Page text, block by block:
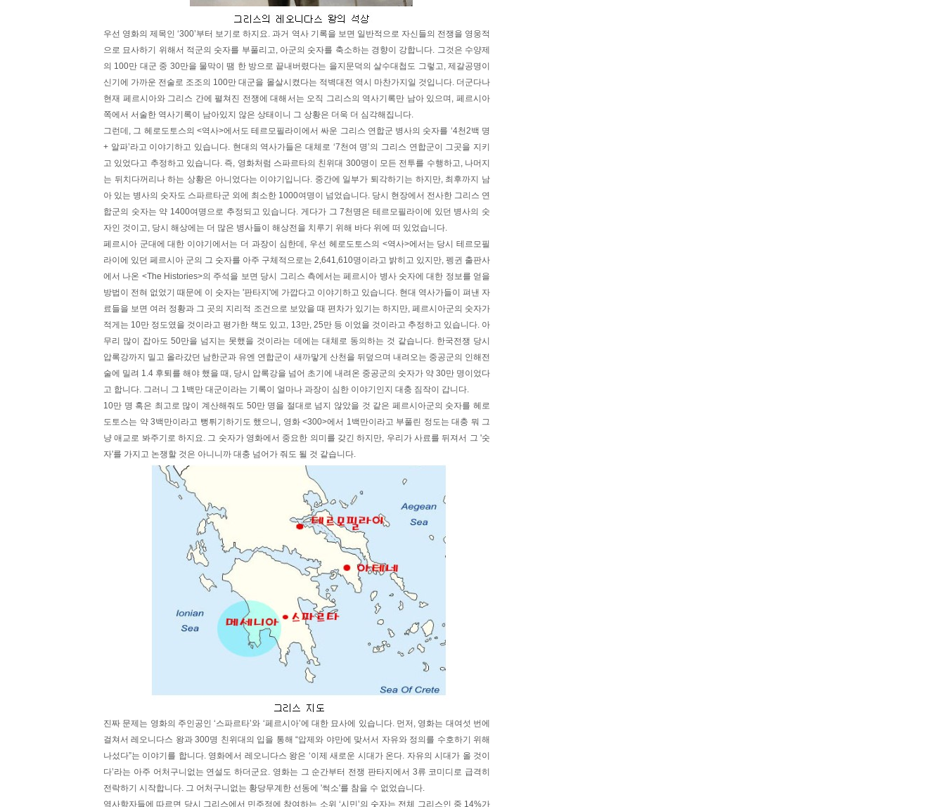
우선 영화의 제목인 ‘300’부터 보기로 하지요. 과거 역사 기록을 보면 일반적으로 자신들의 전쟁을 영웅적
으로 묘사하기 위해서 적군의 숫자를 부풀리고, 아군의 숫자를 축소하는 경향이 강합니다. 그것은 수양제
의 100만 대군 중 30만을 물막이 땜 한 방으로 끝내버렸다는 을지문덕의 살수대첩도 그렇고, 제갈공명이
신기에 가까운 전술로 조조의 100만 대군을 몰살시켰다는 적벽대전 역시 마찬가지일 것입니다. 더군다나
현재 페르시아와 그리스 간에 펼쳐진 전쟁에 대해서는 오직 그리스의 역사기록만 남아 있으며, 페르시아
쪽에서 서술한 역사기록이 남아있지 않은 상태이니 그 상황은 더욱 더 심각해집니다.
그런데, 그 헤로도토스의 <역사>에서도 테르모필라이에서 싸운 그리스 연합군 병사의 숫자를 ‘4천2백 명
+ 알파’라고 이야기하고 있습니다. 현대의 역사가들은 대체로 ‘7천여 명’의 그리스 연합군이 그곳을 지키
고 있었다고 추정하고 있습니다. 즉, 영화처럼 스파르타의 친위대 300명이 모든 전투를 수행하고, 나머지
는 뒤치다꺼리나 하는 상황은 아니었다는 이야기입니다. 중간에 일부가 퇴각하기는 하지만, 최후까지 남
아 있는 병사의 숫자도 스파르타군 외에 최소한 1000여명이 넘었습니다. 당시 현장에서 전사한 그리스 연
합군의 숫자는 약 1400여명으로 추정되고 있습니다. 게다가 그 7천명은 테르모필라이에 있던 병사의 숫
자인 것이고, 당시 해상에는 더 많은 병사들이 해상전을 치루기 위해 바다 위에 떠 있었습니다.
페르시아 군대에 대한 이야기에서는 더 과장이 심한데, 우선 헤로도토스의 <역사>에서는 당시 테르모필
라이에 있던 페르시아 군의 그 숫자를 아주 구체적으로는 2,641,610명이라고 밝히고 있지만, 펭귄 출판사
에서 나온 <The Histories>의 주석을 보면 당시 그리스 측에서는 페르시아 병사 숫자에 대한 정보를 얻을
방법이 전혀 없었기 때문에 이 숫자는 '판타지'에 가깝다고 이야기하고 있습니다. 현대 역사가들이 펴낸 자
료들을 보면 여러 정황과 그 곳의 지리적 조건으로 보았을 때 편차가 있기는 하지만, 페르시아군의 숫자가
적게는 10만 정도였을 것이라고 평가한 책도 있고, 13만, 25만 등 이었을 것이라고 추정하고 있습니다. 아
무리 많이 잡아도 50만을 넘지는 못했을 것이라는 데에는 대체로 동의하는 것 같습니다. 한국전쟁 당시
압록강까지 밀고 올라갔던 남한군과 유엔 연합군이 새까맣게 산천을 뒤덮으며 내려오는 중공군의 인해전
술에 밀려 1.4 후퇴를 해야 했을 때, 당시 압록강을 넘어 초기에 내려온 중공군의 숫자가 약 30만 명이었다
고 합니다. 그러니 그 1백만 대군이라는 기록이 얼마나 과장이 심한 이야기인지 대충 짐작이 갑니다.
10만 명 혹은 최고로 많이 계산해줘도 50만 명을 절대로 넘지 않았을 것 같은 페르시아군의 숫자를 헤로
도토스는 약 3백만이라고 뻥튀기하기도 했으니, 영화 <300>에서 1백만이라고 부풀린 정도는 대충 뭐 그
냥 애교로 봐주기로 하지요. 그 숫자가 영화에서 중요한 의미를 갖긴 하지만, 우리가 사료를 뒤져서 그 '숫
자'를 가지고 논쟁할 것은 아니니까 대충 넘어가 줘도 될 것 같습니다.
진짜 문제는 영화의 주인공인 ‘스파르타’와 ‘페르시아’에 대한 묘사에 있습니다. 먼저, 영화는 대여섯 번에
걸쳐서 레오니다스 왕과 300명 친위대의 입을 통해 “압제와 야만에 맞서서 자유와 정의를 수호하기 위해
나섰다”는 이야기를 합니다. 영화에서 레오니다스 왕은 ‘이제 새로운 시대가 온다. 자유의 시대가 올 것이
다’라는 아주 어처구니없는 연설도 하더군요. 영화는 그 순간부터 전쟁 판타지에서 3류 코미디로 급격히
전락하기 시작합니다. 그 어처구니없는 황당무계한 선동에 '썩소'를 참을 수 없었습니다.
역사학자들에 따르면 당시 그리스에서 민주정에 참여하는 소위 ‘시민’의 숫자는 전체 그리스인 중 14%가